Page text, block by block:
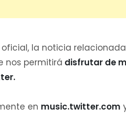
la noticia
nos permitirá disfrutar de
en music.twitter.com